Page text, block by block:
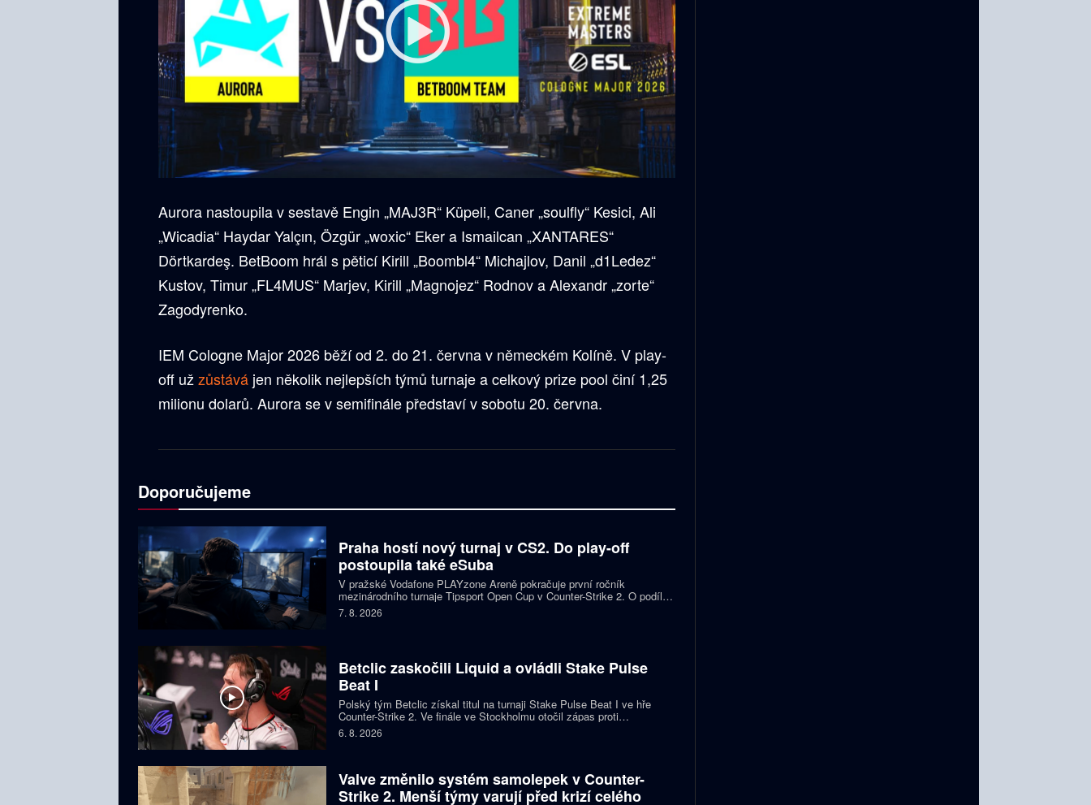
Aurora nastoupila v sestavě Engin „MAJ3R“ Küpeli, Caner „soulfly“ Kesici, Ali
„Wicadia“ Haydar Yalçın, Özgür „woxic“ Eker a Ismailcan „XANTARES“
Dörtkardeş. BetBoom hrál s pěticí Kirill „Boombl4“ Michajlov, Danil „d1Ledez“
Kustov, Timur „FL4MUS“ Marjev, Kirill „Magnojez“ Rodnov a Alexandr „zorte“
Zagodyrenko.
IEM Cologne Major 2026 běží od 2. do 21. června v německém Kolíně. V play-
off už zůstává jen několik nejlepších týmů turnaje a celkový prize pool činí 1,25
milionu dolarů. Aurora se v semifinále představí v sobotu 20. června.
Doporučujeme
Praha hostí nový turnaj v CS2. Do play-off
postoupila také eSuba
V pražské Vodafone PLAYzone Areně pokračuje první ročník
mezinárodního turnaje Tipsport Open Cup v Counter-Strike 2. O podíl z
prize poolu 11 tisíc eur a body do žebříčku VRS bojuje devět týmů.
Česká eSuba si už zajistila postup do play-off.
7. 8. 2026
Betclic zaskočili Liquid a ovládli Stake Pulse
Beat I
Polský tým Betclic získal titul na turnaji Stake Pulse Beat I ve hře
Counter-Strike 2. Ve finále ve Stockholmu otočil zápas proti
favorizovaným Liquid a zvítězil 2:1 na mapy.
6. 8. 2026
Valve změnilo systém samolepek v Counter-
Strike 2. Menší týmy varují před krizí celého